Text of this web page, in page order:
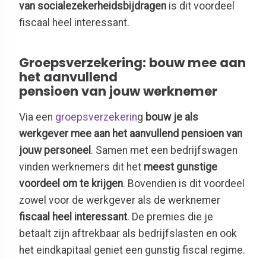
van socialezekerheidsbijdragen is dit voordeel
fiscaal heel interessant.
Groepsverzekering: bouw mee aan
het aanvullend
pensioen van jouw werknemer
Via een groepsverzekering bouw je als
werkgever mee aan het aanvullend pensioen van
jouw personeel . Samen met een bedrijfswagen
vinden werknemers dit het meest gunstige
voordeel om te krijgen. Bovendien is dit voordeel
zowel voor de werkgever als de werknemer
fiscaal heel interessant. De premies die je
betaalt zijn aftrekbaar als bedrijfslasten en ook
het eindkapitaal geniet een gunstig fiscal regime.